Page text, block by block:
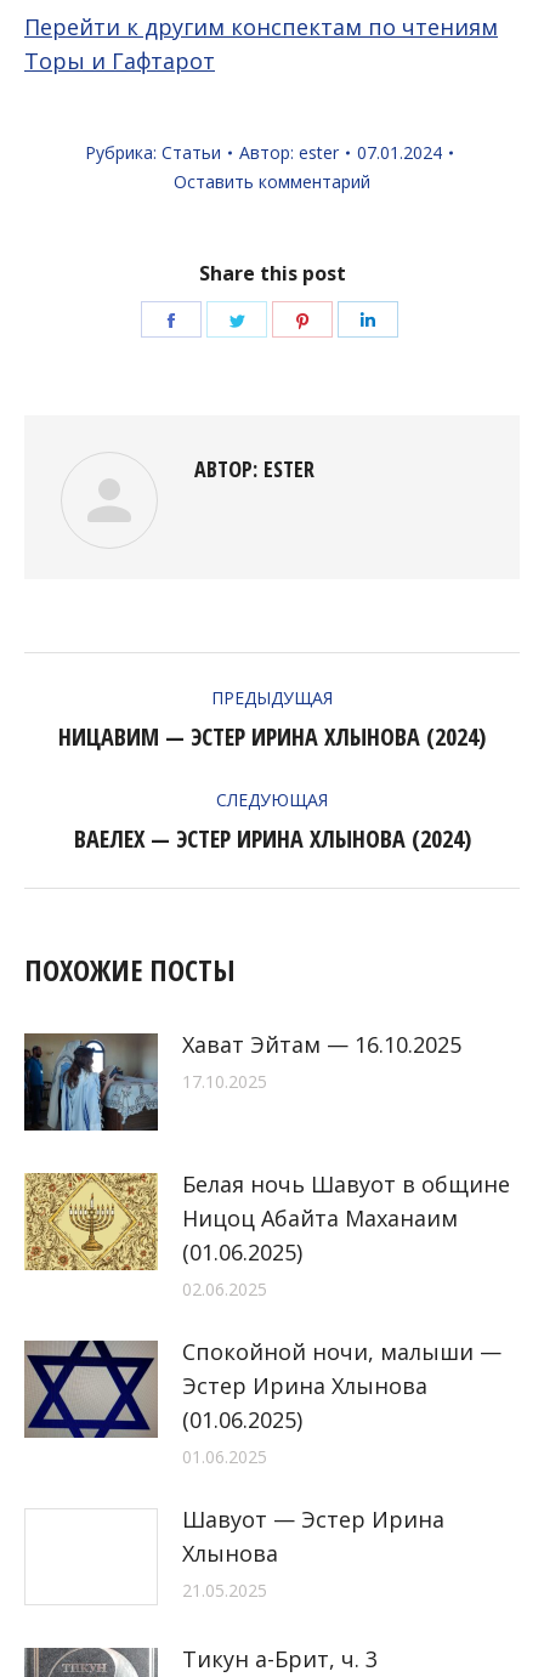
Перейти к другим конспектам по чтениям
Торы и Гафтарот
Рубрика: Статьи Автор: ester
07.01.2024
Оставить комментарий
Share this post
ПоделитьсяПоделитьсяПоделиться
АВТОР: ESTER
ПО
ПРЕДЫДУЩАЯ
Предыдущая
НИЦАВИМ — ЭСТЕР ИРИНА ХЛЫНОВА (2024)
СЛЕДУЮЩАЯ
Следующая
ВАЕЛЕХ — ЭСТЕР ИРИНА ХЛЫНОВА (2024)
ПОХОЖИЕ ПОСТЫ
Хават Эйтам — 16.10.2025
17.10.2025
Белая ночь Шавуот в общине
Ницоц Абайта Маханаим
(01.06.2025)
02.06.2025
Спокойной ночи, малыши —
Эстер Ирина Хлынова
(01.06.2025)
01.06.2025
Шавуот — Эстер Ирина
Хлынова
21.05.2025
Тикун а-Брит, ч. 3